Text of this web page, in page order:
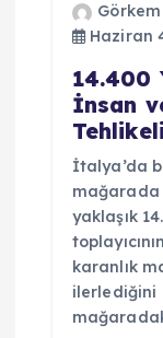
Görkem
Haziran
14.400
İnsan
İtalya’da
mağarada
yaklaşık
karanlık
ilerlediğini